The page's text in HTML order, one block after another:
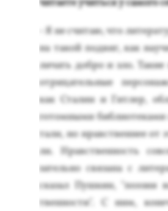
чита­ете учить­ся у са­мого
- Я не счи­таю, что
на та­кой под­виг, как
ли­чать доб­ро и зло.
от­ри­цатель­ные
как Ста­лин и Гит­лер,
готом­ны­ми
тали, но нравс­твен­нее от
ли. Нравс­твен­ность
затель­но свя­зана с
ска­зал Пуш­кин, "по­эзия
твен­ности". С ним,